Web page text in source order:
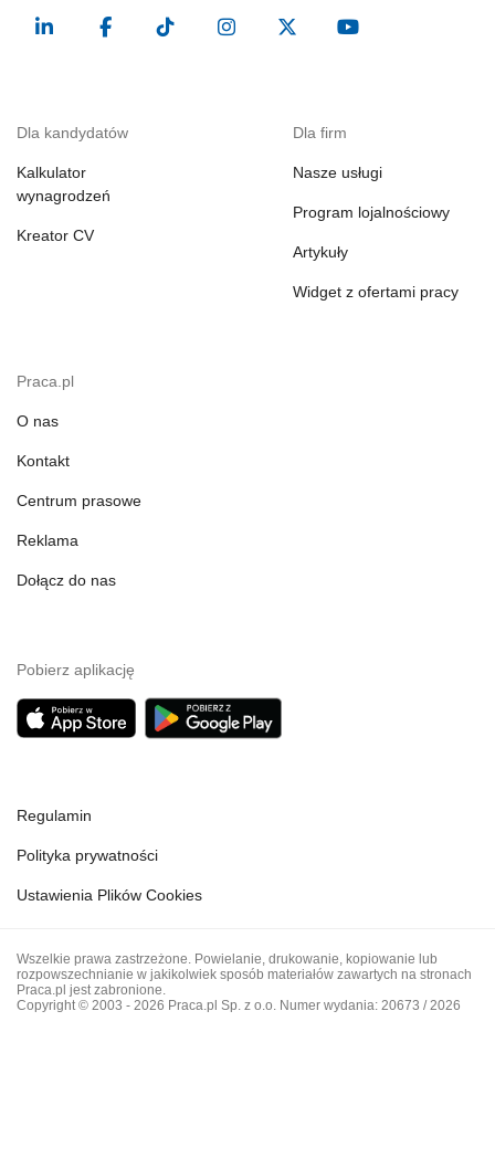
Dla kandydatów
Kalkulator
wynagrodzeń
Kreator CV
Dla firm
Nasze usługi
Program lojalnościowy
Artykuły
Widget z ofertami pracy
Praca.pl
O nas
Kontakt
Centrum prasowe
Reklama
Dołącz do nas
Pobierz aplikację
Regulamin
Polityka prywatności
Ustawienia Plików Cookies
Wszelkie prawa zastrzeżone. Powielanie, drukowanie, kopiowanie lub
rozpowszechnianie w jakikolwiek sposób materiałów zawartych na stronach
Praca.pl jest zabronione.
Copyright © 2003 - 2026 Praca.pl Sp. z o.o. Numer wydania: 20673 / 2026